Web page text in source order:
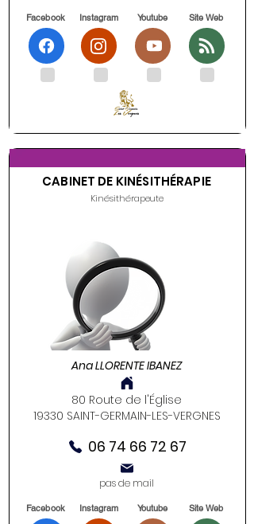
Facebook Instagram Youtube Site Web
CABINET DE KINÉSITHÉRAPIE
Kinésithérapeute
Ana LLORENTE IBANEZ
80 Route de l'Église
19330 SAINT-GERMAIN-LES-VERGNES
06 74 66 72 67
pas de mail
Facebook Instagram Youtube Site Web